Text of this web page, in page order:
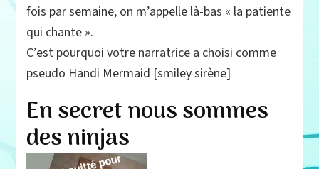
fois par semaine, on m’appelle là-bas « la patiente
qui chante ».
C’est pourquoi votre narratrice a choisi comme
pseudo Handi Mermaid [smiley sirène]
En secret nous sommes
des ninjas